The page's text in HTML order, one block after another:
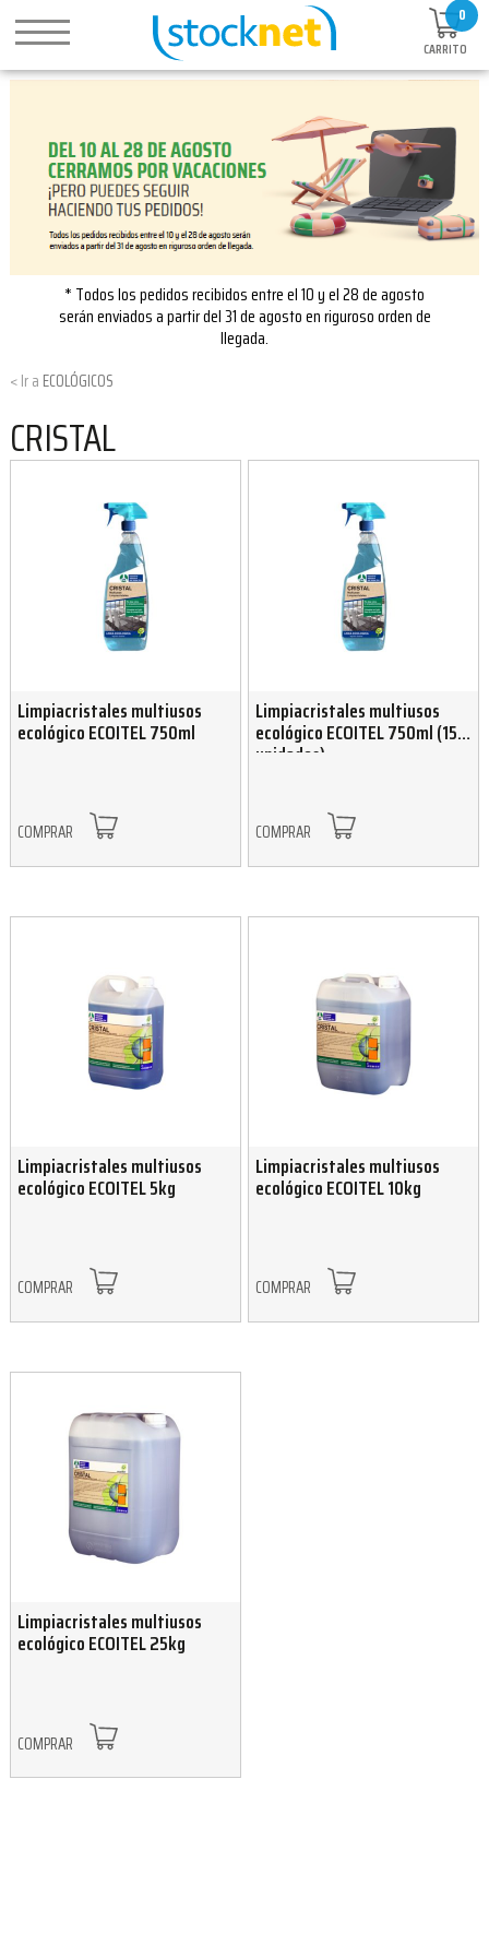
0
CARRITO
* Todos los pedidos recibidos entre el 10 y el 28 de agosto
serán enviados a partir del 31 de agosto en riguroso orden de
llegada.
ECOLÓGICOS
CRISTAL
Limpiacristales multiusos
ecológico ECOITEL 750ml
COMPRAR
Limpiacristales multiusos
ecológico ECOITEL 750ml (15
unidades)
COMPRAR
Limpiacristales multiusos
ecológico ECOITEL 5kg
COMPRAR
Limpiacristales multiusos
ecológico ECOITEL 10kg
COMPRAR
Limpiacristales multiusos
ecológico ECOITEL 25kg
COMPRAR